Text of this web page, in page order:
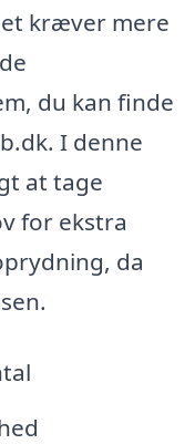
kræver mere
du kan finde
I denne
at tage
for ekstra
da